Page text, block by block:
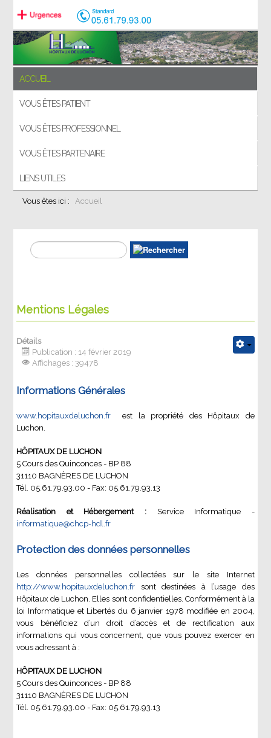
ACCUEIL
VOUS ÊTES PATIENT
VOUS ÊTES PROFESSIONNEL
VOUS ÊTES PARTENAIRE
LIENS UTILES
Vous êtes ici : Accueil
Mentions Légales
Détails
Publication : 14 février 2019
Affichages : 39478
Informations Générales
www.hopitauxdeluchon.fr est la propriété des Hôpitaux de
Luchon.
HÔPITAUX DE LUCHON
5 Cours des Quinconces - BP 88
31110 BAGNÈRES DE LUCHON
Tél. 05.61.79.93.00 - Fax: 05.61.79.93.13
Réalisation et Hébergement : Service Informatique -
informatique@chcp-hdl.fr
Protection des données personnelles
Les données personnelles collectées sur le site Internet
http://www.hopitauxdeluchon.fr sont destinées à l’usage des
Hôpitaux de Luchon. Elles sont confidentielles. Conformément à la
loi Informatique et Libertés du 6 janvier 1978 modifiée en 2004,
vous bénéficiez d’un droit d’accès et de rectification aux
informations qui vous concernent, que vous pouvez exercer en
vous adressant à :
HÔPITAUX DE LUCHON
5 Cours des Quinconces - BP 88
31110 BAGNÈRES DE LUCHON
Tél. 05.61.79.93.00 - Fax: 05.61.79.93.13